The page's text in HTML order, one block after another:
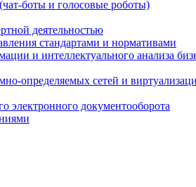
боты и голосовые роботы)
деятельностью
стандартами и нормативами
и интеллектуального анализа
определяемых сетей и
электронного документооборота